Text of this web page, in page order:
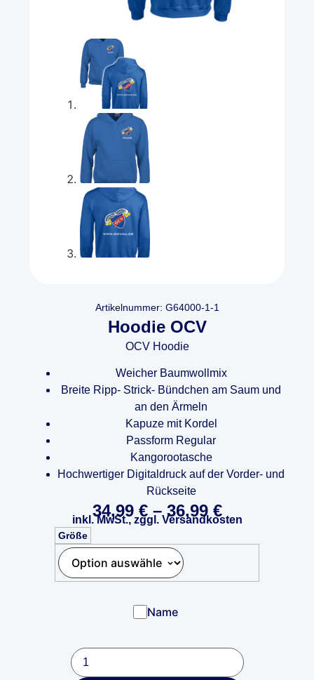
Artikelnummer: G64000-1-1
Hoodie OCV
OCV Hoodie
Weicher Baumwollmix
Breite Ripp- Strick- Bündchen am Saum und
an den Ärmeln
Kapuze mit Kordel
Passform Regular
Kangorootasche
Hochwertiger Digitaldruck auf der Vorder- und
Rückseite
34,99 € –36,99 €
inkl. MwSt., zggl. Versandkosten
Größe
Name